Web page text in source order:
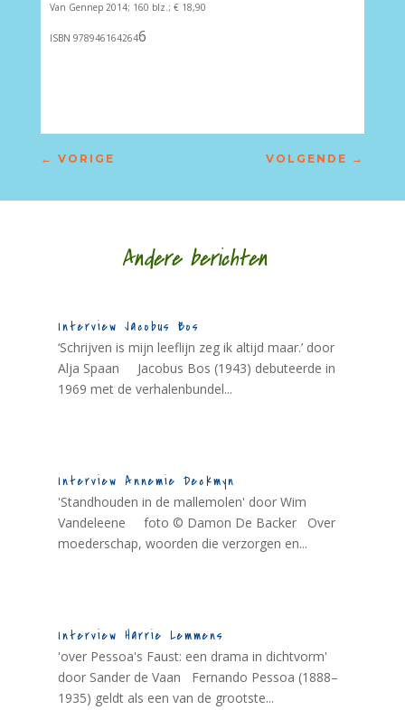
Van Gennep 2014; 160 blz.; € 18,90
ISBN 9789461642646
← VORIGE VOLGENDE →
Andere berichten
Interview Jacobus Bos
‘Schrijven is mijn leeflijn zeg ik altijd maar.’ door
Alja Spaan Jacobus Bos (1943) debuteerde in
1969 met de verhalenbundel...
Interview Annemie Deckmyn
'Standhouden in de mallemolen' door Wim
Vandeleene foto © Damon De Backer Over
moederschap, woorden die verzorgen en...
Interview Harrie Lemmens
'over Pessoa's Faust: een drama in dichtvorm'
door Sander de Vaan Fernando Pessoa (1888–
1935) geldt als een van de grootste...